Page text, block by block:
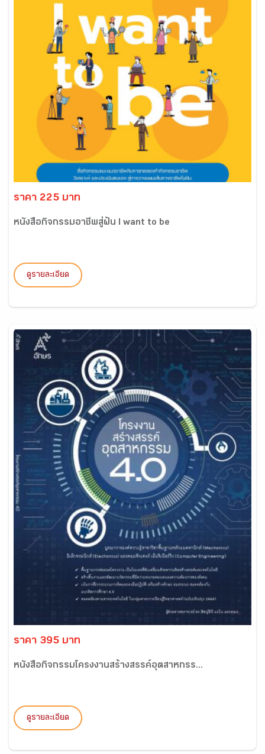
ราคา 225 บาท
หนังสือกิจกรรมอาชีพสู่ฝัน I want to be
ดูรายละเอียด
ราคา 395 บาท
หนังสือกิจกรรมโครงงานสร้างสรรค์อุตสาหกรร...
ดูรายละเอียด